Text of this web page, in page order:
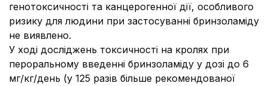
генотоксичності та канцерогенної дії, особливого
ризику для людини при застосуванні бринзоламіду
не виявлено.
У ході досліджень токсичності на кролях при
пероральному введенні бринзоламіду у дозі до 6
мг/кг/день (у 125 разів більше рекомендованої